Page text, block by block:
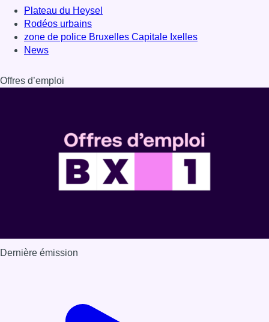
Plateau du Heysel
Rodéos urbains
zone de police Bruxelles Capitale Ixelles
News
Offres d’emploi
Dernière émission